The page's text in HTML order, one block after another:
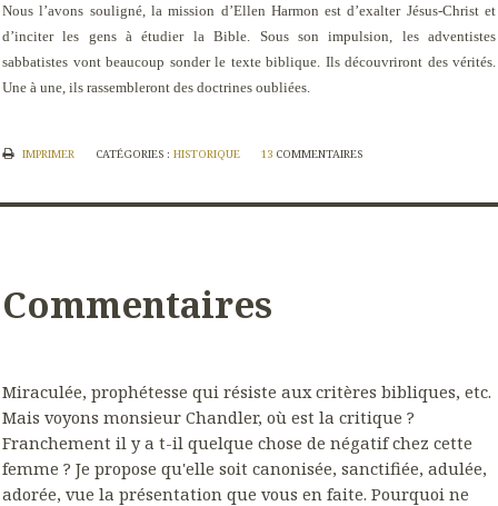
Nous l’avons souligné, la mission d’Ellen Harmon est d’exalter Jésus-Christ et
d’inciter les gens à étudier la Bible. Sous son impulsion, les adventistes
sabbatistes vont beaucoup sonder le texte biblique. Ils découvriront des vérités.
Une à une, ils rassembleront des doctrines oubliées.
IMPRIMER CATÉGORIES : HISTORIQUE 13 COMMENTAIRES
Commentaires
Miraculée, prophétesse qui résiste aux critères bibliques, etc.
Mais voyons monsieur Chandler, où est la critique ?
Franchement il y a t-il quelque chose de négatif chez cette
femme ? Je propose qu'elle soit canonisée, sanctifiée, adulée,
adorée, vue la présentation que vous en faite. Pourquoi ne